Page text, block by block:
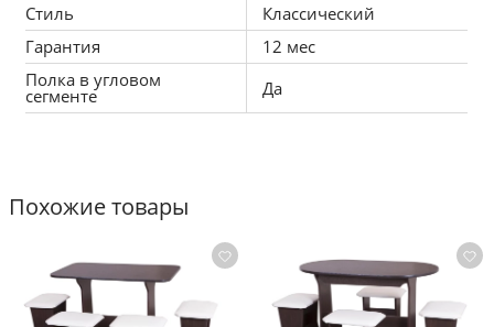
Стиль
Классический
Гарантия
12 мес
Полка в угловом
сегменте Да
Похожие товары